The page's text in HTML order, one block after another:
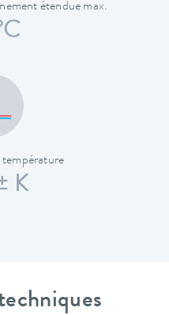
étendue max.
température
K